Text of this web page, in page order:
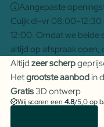
Aangepaste
Cuijk di-vr
12:00. Omdat we beide
altijd op afspraak open,
Altijd zeer scherp
Hetgrootste aanbodin
Gratis3D ontwerp
Wij scoren een 4.8/5,0 op